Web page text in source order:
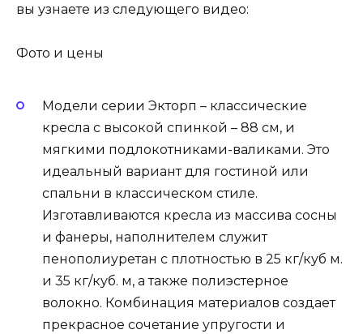
вы узнаете из следующего видео:
Фото и цены
Модели серии Экторп – классические
кресла с высокой спинкой – 88 см, и
мягкими подлокотниками-валиками. Это
идеальный вариант для гостиной или
спальни в классическом стиле.
Изготавливаются кресла из массива сосны
и фанеры, наполнителем служит
пенополиуретан с плотностью в 25 кг/куб м.
и 35 кг/куб. м, а также полиэстерное
волокно. Комбинация материалов создает
прекрасное сочетание упругости и